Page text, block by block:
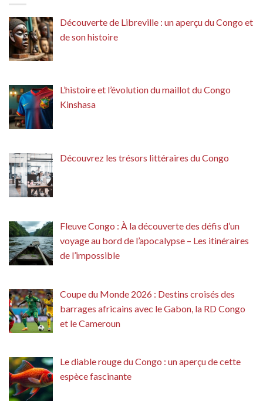
Découverte de Libreville : un aperçu du Congo et
de son histoire
L’histoire et l’évolution du maillot du Congo
Kinshasa
Découvrez les trésors littéraires du Congo
Fleuve Congo : À la découverte des défis d’un
voyage au bord de l’apocalypse – Les itinéraires
de l’impossible
Coupe du Monde 2026 : Destins croisés des
barrages africains avec le Gabon, la RD Congo
et le Cameroun
Le diable rouge du Congo : un aperçu de cette
espèce fascinante